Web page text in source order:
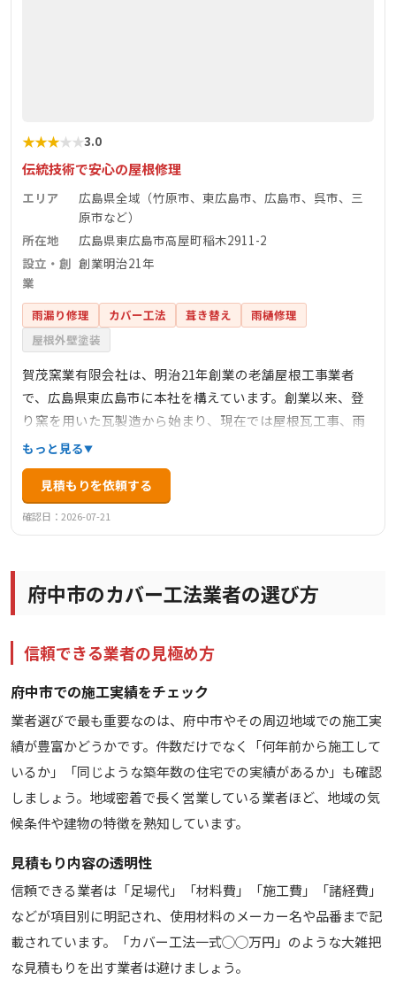
★★★★★3.0
伝統技術で安心の屋根修理
エリア
広島県全域（竹原市、東広島市、広島市、呉市、三
原市など）
所在地
広島県東広島市高屋町稲木2911-2
設立・創
業
創業明治21年
雨漏り修理 カバー工法 葺き替え
雨樋修理
屋根外壁塗装
賀茂窯業有限会社は、明治21年創業の老舗屋根工事業者
で、広島県東広島市に本社を構えています。創業以来、登
り窯を用いた瓦製造から始まり、現在では屋根瓦工事、雨
漏り修繕、雨樋工事、左官工事など幅広い業務を手掛けて
います。特に、熟練職人による手作りの装飾瓦（鬼面棟鬼
やしゃちほこなど）は、広島県内唯一の窯元として高い評
価を受けています。施工エリアは広島県全域にわたり、竹
原市を含む多くの地域で実績があります。雨漏りや屋根の
適切な提案、丁寧な施工まで一貫して対応しています。
もっと見る
見積もりを依頼する
確認日：2026-07-21
府中市のカバー工法業者の選び方
信頼できる業者の見極め方
府中市での施工実績をチェック
業者選びで最も重要なのは、府中市やその周辺地域での施工実
績が豊富かどうかです。件数だけでなく「何年前から施工して
いるか」「同じような築年数の住宅での実績があるか」も確認
しましょう。地域密着で長く営業している業者ほど、地域の気
候条件や建物の特徴を熟知しています。
見積もり内容の透明性
信頼できる業者は「足場代」「材料費」「施工費」「諸経費」
などが項目別に明記され、使用材料のメーカー名や品番まで記
載されています。「カバー工法一式◯◯万円」のような大雑把
な見積もりを出す業者は避けましょう。